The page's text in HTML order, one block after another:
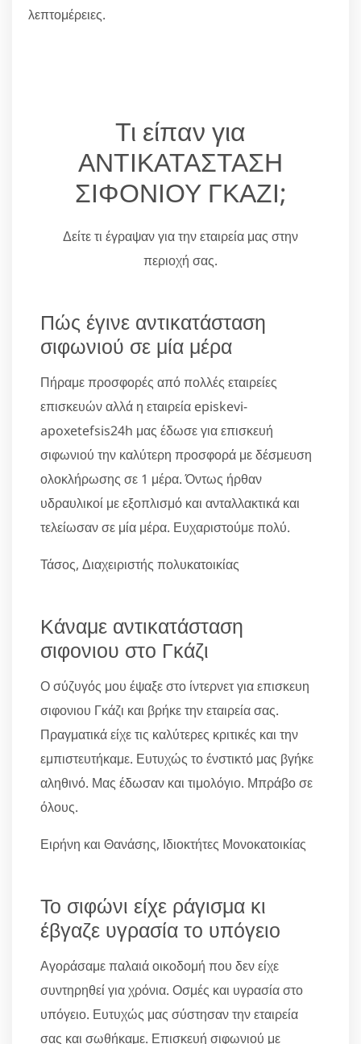
λεπτομέρειες.
Τι είπαν για
ΑΝΤΙΚΑΤΑΣΤΑΣΗ
ΣΙΦΟΝΙΟΥ ΓΚΑΖΙ;
Δείτε τι έγραψαν για την εταιρεία μας στην
περιοχή σας.
Πώς έγινε αντικατάσταση
σιφωνιού σε μία μέρα
Πήραμε προσφορές από πολλές εταιρείες
επισκευών αλλά η εταιρεία episkevi-
apoxetefsis24h μας έδωσε για επισκευή
σιφωνιού την καλύτερη προσφορά με δέσμευση
ολοκλήρωσης σε 1 μέρα. Όντως ήρθαν
υδραυλικοί με εξοπλισμό και ανταλλακτικά και
τελείωσαν σε μία μέρα. Ευχαριστούμε πολύ.
Τάσος, Διαχειριστής πολυκατοικίας
Κάναμε αντικατάσταση
σιφονιου στο Γκάζι
Ο σύζυγός μου έψαξε στο ίντερνετ για επισκευη
σιφονιου Γκάζι και βρήκε την εταιρεία σας.
Πραγματικά είχε τις καλύτερες κριτικές και την
εμπιστευτήκαμε. Ευτυχώς το ένστικτό μας βγήκε
αληθινό. Μας έδωσαν και τιμολόγιο. Μπράβο σε
όλους.
Ειρήνη και Θανάσης, Ιδιοκτήτες Μονοκατοικίας
Το σιφώνι είχε ράγισμα κι
έβγαζε υγρασία το υπόγειο
Αγοράσαμε παλαιά οικοδομή που δεν είχε
συντηρηθεί για χρόνια. Οσμές και υγρασία στο
υπόγειο. Ευτυχώς μας σύστησαν την εταιρεία
σας και σωθήκαμε. Επισκευή σιφωνιού με